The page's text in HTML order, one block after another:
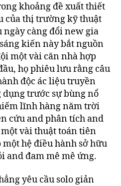
khoảng đề xuất thiết
của thị trường kỹ thuật
ngày càng đổi new gia
kiến này bắt nguồn
một vài căn nhà hợp
họ phiêu lưu rằng câu
độc ác liệu truyền
trước sự bùng nổ
lĩnh hàng năm trời
cứu and phân tích and
vài thuật toán tiên
hệ điều hành sở hữu
and đam mê mê ứng.
yêu cầu solo giản